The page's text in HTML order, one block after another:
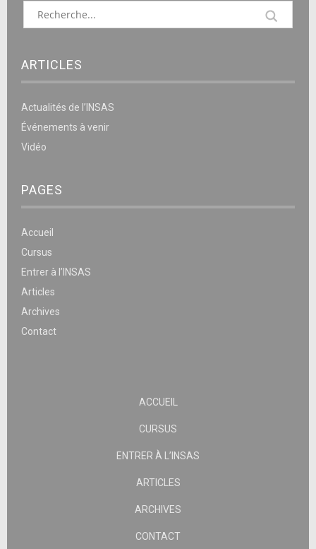
ARTICLES
Actualités de l’INSAS
Événements à venir
Vidéo
PAGES
Accueil
Cursus
Entrer à l’INSAS
Articles
Archives
Contact
ACCUEIL
CURSUS
ENTRER À L’INSAS
ARTICLES
ARCHIVES
CONTACT